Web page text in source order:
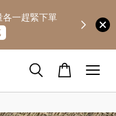
各一趕緊下單